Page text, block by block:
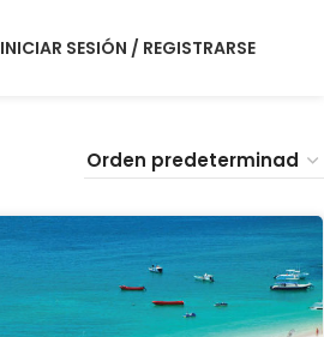
INICIAR SESIÓN / REGISTRARSE